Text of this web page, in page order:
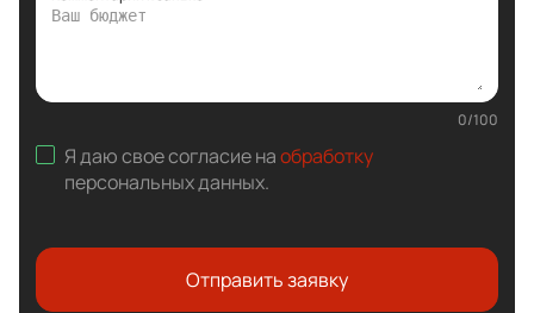
0/100
Я даю свое согласие наобработку
персональных данных.
Отправить заявку